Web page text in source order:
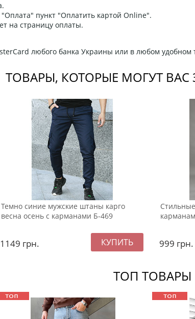
пункт "Оплатить картой Online".
на страницу оплаты.
любого банка Украины или в любом
ТОВАРЫ, КОТОРЫЕ МОГУТ ВАС
Темно синие мужские штаны карго
весна осень с карманами Б-469
1149 грн. 999 грн.
ТОП ТОВАРЫ